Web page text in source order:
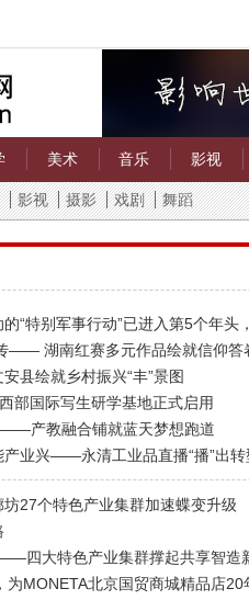
美术 音乐 影视
影视 摄影 戏剧 舞蹈
“特别军事行动”已进入第5个年头
—— 湖南红赛多元作品绘就信仰答
县绘就乡村振兴“丰”景图
部国际写生研学基地正式启用
产教融合铺就蓝天梦想跑道
产业兴——永清工业品直播“播”出
27个特色产业集群加速蝶变升级
四大特色产业集群撑起共享智造
为MONETA北京国贸商城精品店20